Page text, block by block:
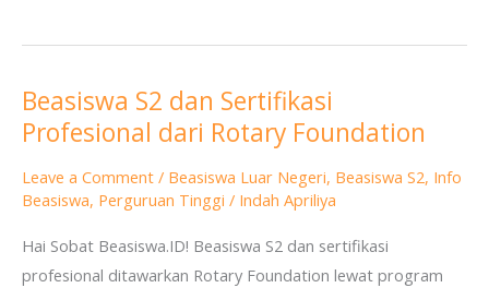
Beasiswa S2 dan Sertifikasi
Profesional dari Rotary Foundation
Leave a Comment / Beasiswa Luar Negeri, Beasiswa S2, Info
Beasiswa, Perguruan Tinggi / Indah Apriliya
Hai Sobat Beasiswa.ID! Beasiswa S2 dan sertifikasi
profesional ditawarkan Rotary Foundation lewat program
Beasiswa
S2
Sertifikasi
dari
Rotary